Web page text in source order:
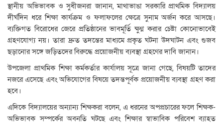
স্থানীয় অভিভাবক ও সুধীজনরা জানান, মাথাভাঙা সরকারি প্রাথমিক বিদ্যালয়
দীর্ঘদিন ধরে শিক্ষা কার্যক্রম ও ফলাফলের ক্ষেত্রে সুনাম অর্জন করে আসছে।
ব্যক্তিগত বিরোধের জেরে প্রতিষ্ঠানের ভাবমূর্তি ক্ষুণ্ন করার চেষ্টা কোনোভাবেই
গ্রহণযোগ্য নয়। তারা দ্রুত তদন্তের মাধ্যমে প্রকৃত ঘটনা উদঘাটন এবং গুজব
ছড়ানোর সঙ্গে জড়িতদের বিরুদ্ধে প্রয়োজনীয় ব্যবস্থা গ্রহণের দাবি জানান।
উপজেলা প্রাথমিক শিক্ষা কর্মকর্তার কার্যালয় সূত্রে জানা গেছে, বিষয়টি তাদের
নজরে এসেছে এবং অভিযোগের বিষয়ে তদন্তপূর্বক প্রয়োজনীয় ব্যবস্থা গ্রহণ করা
হবে।
এদিকে বিদ্যালয়ের অন্যান্য শিক্ষকরা বলেন, এ ধরনের অপপ্রচারের ফলে শিক্ষক-
অভিভাবক সম্পর্কের অবনতি ঘটছে এবং শিক্ষার স্বাভাবিক পরিবেশ ব্যাহত